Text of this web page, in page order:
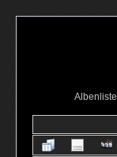
Albenliste